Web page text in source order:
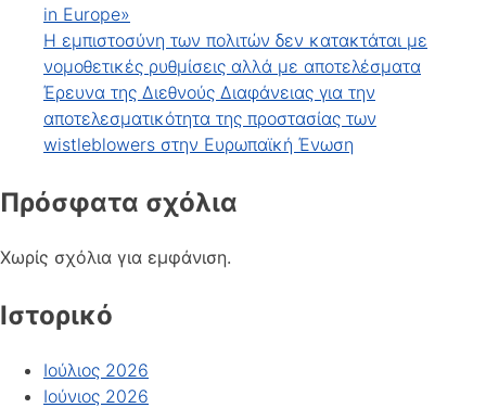
in Europe»
Η εμπιστοσύνη των πολιτών δεν κατακτάται με
νομοθετικές ρυθμίσεις αλλά με αποτελέσματα
Έρευνα της Διεθνούς Διαφάνειας για την
αποτελεσματικότητα της προστασίας των
wistleblowers στην Ευρωπαϊκή Ένωση
Πρόσφατα σχόλια
Χωρίς σχόλια για εμφάνιση.
Ιστορικό
Ιούλιος 2026
Ιούνιος 2026